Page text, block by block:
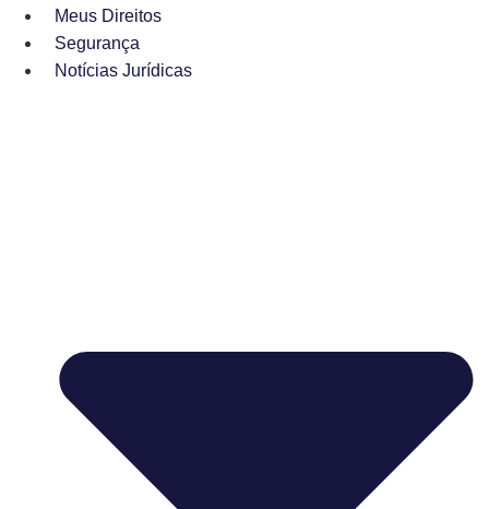
Meus Direitos
Segurança
Notícias Jurídicas